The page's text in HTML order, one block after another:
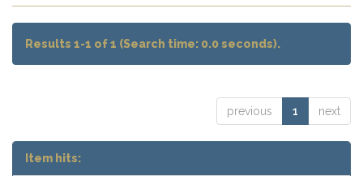
Results 1-1 of 1 (Search time: 0.0 seconds).
previous 1 next
Item hits: